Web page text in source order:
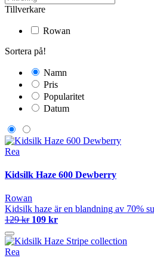
Tillverkare
Rowan
Sortera på!
Namn
Pris
Popularitet
Datum
Rea
Kidsilk Haze 600 Dewberry
Rowan
Kidsilk haze är en blandning av 70%
129 kr 109 kr
Rea